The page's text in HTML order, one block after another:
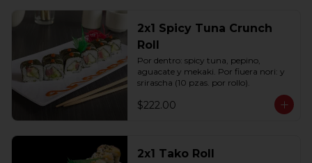
2x1 Spicy Tuna Crunch
Roll
Por dentro: spicy tuna, pepino,
aguacate y mekaki. Por fiuera nori: y
srirascha (10 pzas. por rollo).
$222.00
2x1 Tako Roll